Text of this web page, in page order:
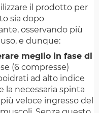
il prodotto per
sia dopo
osservando più
e dunque:
meglio in fase di
(6 compresse)
ad alto indice
la necessaria spinta
veloce ingresso del